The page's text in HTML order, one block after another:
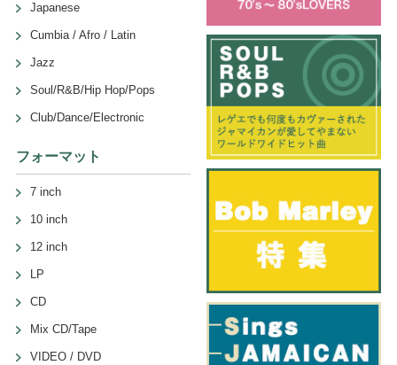
Japanese
Cumbia / Afro / Latin
Jazz
Soul/R&B/Hip Hop/Pops
Club/Dance/Electronic
フォーマット
7 inch
10 inch
12 inch
LP
CD
Mix CD/Tape
VIDEO / DVD